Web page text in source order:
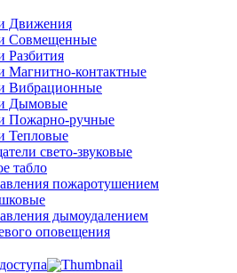
Движения
Совмещенные
Разбития
Магнитно-контактные
Вибрационные
Дымовые
Пожарно-ручные
Тепловые
свето-звуковые
табло
пожаротушением
дымоудалением
оповещения